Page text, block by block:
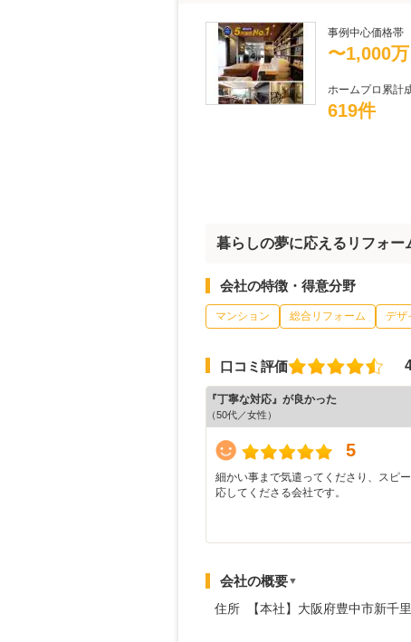
事例中心価格帯
〜1,000万
ホームプロ累計
619件
暮らしの夢に応えるリフォ
会社の特徴・得意分野
マンション 総合リフォーム デザ
口コミ評価
『丁寧な対応』が良かった
（50代／女性）
5
細かい事まで気遣ってくださり、スピ
応してくださる会社です。
会社の概要▼
住所 【本社】大阪府豊中市新千